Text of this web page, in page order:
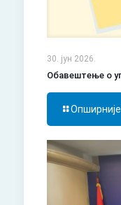
30. јун 2026.
Обавештење о
Опширније